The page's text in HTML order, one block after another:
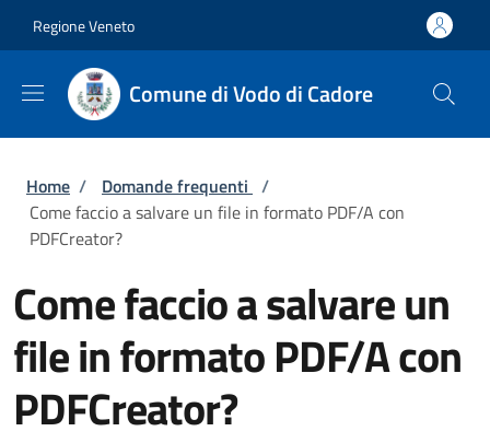
Regione Veneto
Comune di Vodo di Cadore
Briciole di pane
Home / Domande frequenti /
Come faccio a salvare un file in formato PDF/A con
PDFCreator?
Come faccio a salvare un
file in formato PDF/A con
PDFCreator?